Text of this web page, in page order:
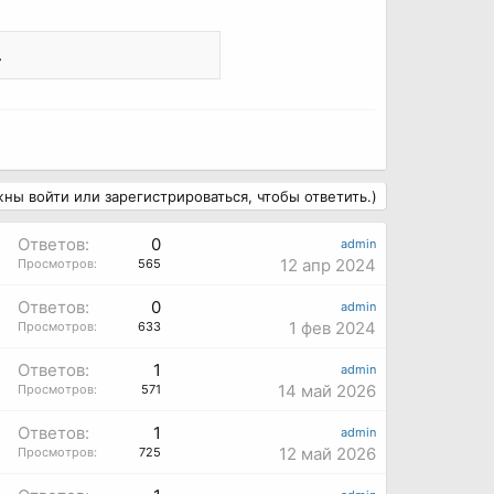
войти или зарегистрироваться, чтобы ответить.)
Ответов: 0
Просмотров: 565
admin
12 апр 2024
Ответов:
0
Просмотров: 633
admin
1 фев 2024
Ответов:
1
Просмотров: 571
admin
14 май 2026
Ответов:
1
Просмотров: 725
admin
12 май 2026